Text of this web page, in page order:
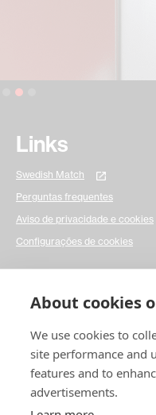
About cookies
We use cookies to
site performance and
features and to
advertisements.
Slide 2 of 3.
Links
Swedish Match
Perguntas frequentes
Aviso de privacidade e cookies
Configurações de cookies
informe-nos sobre suas
ajudaria a agir mais
questão que você possa ter.
Entre em contato